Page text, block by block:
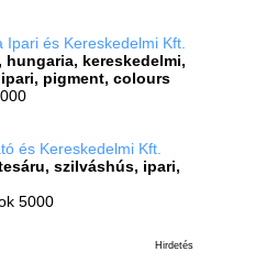
és Kereskedelmi Kft.
hungaria, kereskedelmi,
pigment, colours
és Kereskedelmi Kft.
szilváshús, ipari,
5000
Hirdetés